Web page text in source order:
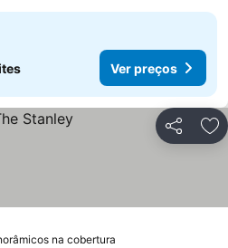
Ver preços
Partilhar
na cobertura